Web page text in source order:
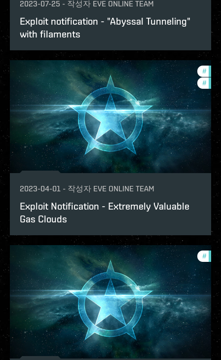
2023-07-25 - 작성자 EVE ONLINE TEAM
Exploit notification - "Abyssal Tunneling"
with filaments
#
#
2023-04-01 - 작성자 EVE ONLINE TEAM
Exploit Notification - Extremely Valuable
Gas Clouds
#